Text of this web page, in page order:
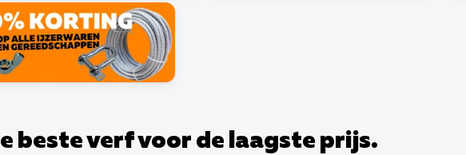
beste verf voor de laagste prijs.